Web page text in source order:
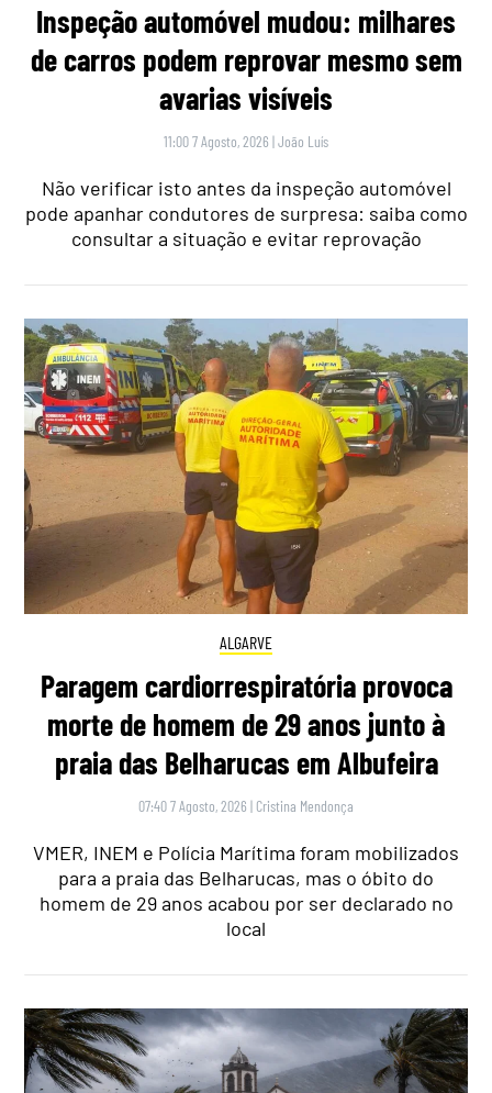
Inspeção automóvel mudou: milhares
de carros podem reprovar mesmo sem
avarias visíveis
11:00 7 Agosto, 2026 |João Luís
Não verificar isto antes da inspeção automóvel
pode apanhar condutores de surpresa: saiba como
consultar a situação e evitar reprovação
ALGARVE
Paragem cardiorrespiratória provoca
morte de homem de 29 anos junto à
praia das Belharucas em Albufeira
07:40 7 Agosto, 2026 | Cristina Mendonça
VMER, INEM e Polícia Marítima foram mobilizados
para a praia das Belharucas, mas o óbito do
homem de 29 anos acabou por ser declarado no
local